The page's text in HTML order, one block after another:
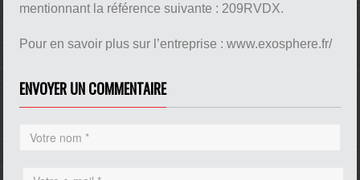
mentionnant la référence suivante : 209RVDX.
Pour en savoir plus sur l’entreprise : www.exosphere.fr/
ENVOYER UN COMMENTAIRE